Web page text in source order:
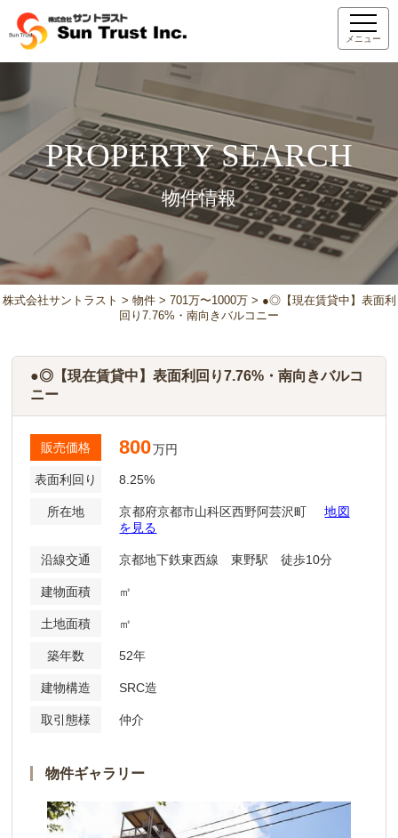
メニュー
PROPERTY SEARCH
物件情報
株式会社サントラスト > 物件> 701万〜1000万> ●◎【現在賃貸中】表面利
回り7.76%・南向きバルコニー
●◎【現在賃貸中】表面利回り7.76%・南向きバルコ
ニー
販売価格 800万円
表面利回り 8.25%
所在地 京都府京都市山科区西野阿芸沢町
地図
を見る
沿線交通 京都地下鉄東西線 東野駅 徒歩10分
建物面積 ㎡
土地面積 ㎡
築年数 52年
建物構造 SRC造
取引態様 仲介
物件ギャラリー